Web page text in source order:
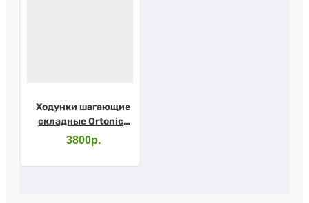
Ходунки шагающие
складные Ortonica
XS305
3800р.